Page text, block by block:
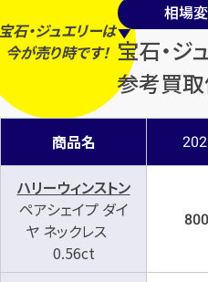
相場変
宝石・ジ
参考買
石・ジュエリーは
今が売り時です！
商品名
ハリーウィンストン
ペアシェイプ ダイ
ヤ ネックレス
0.56ct